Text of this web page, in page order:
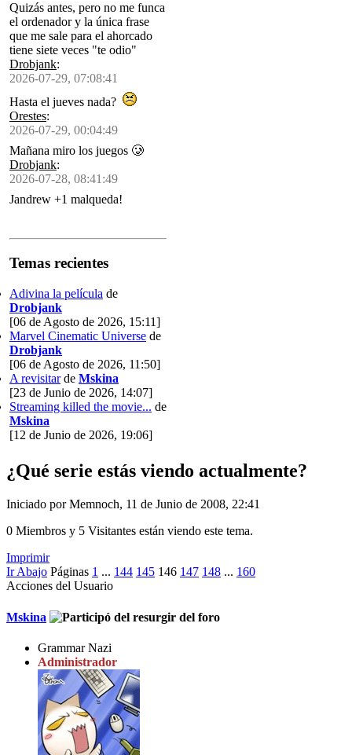
Quizás antes, pero no me funca
el ordenador y la única frase
que me sale para el ahorcado
tiene siete veces "te odio"
Drobjank:
2026-07-29, 07:08:41
Hasta el jueves nada?
Orestes:
2026-07-29, 00:04:49
Mañana miro los juegos 🥲
Drobjank:
2026-07-28, 08:41:49
Jandrew +1 malqueda!
Temas recientes
Adivina la película de
Drobjank
[06 de Agosto de 2026, 15:11]
Marvel Cinematic Universe de
Drobjank
[06 de Agosto de 2026, 11:50]
A revisitarde Mskina
[23 de Junio de 2026, 14:07]
Streaming killed the movie... de
Mskina
[12 de Junio de 2026, 19:06]
¿Qué serie estás viendo actualmente?
Iniciado por Memnoch, 11 de Junio de 2008, 22:41
0 Miembros y 5 Visitantes están viendo este tema.
Imprimir
Ir Abajo Páginas 1 ... 144 145 146 147 148 ... 160
Acciones del Usuario
Mskina
Grammar Nazi
Administrador